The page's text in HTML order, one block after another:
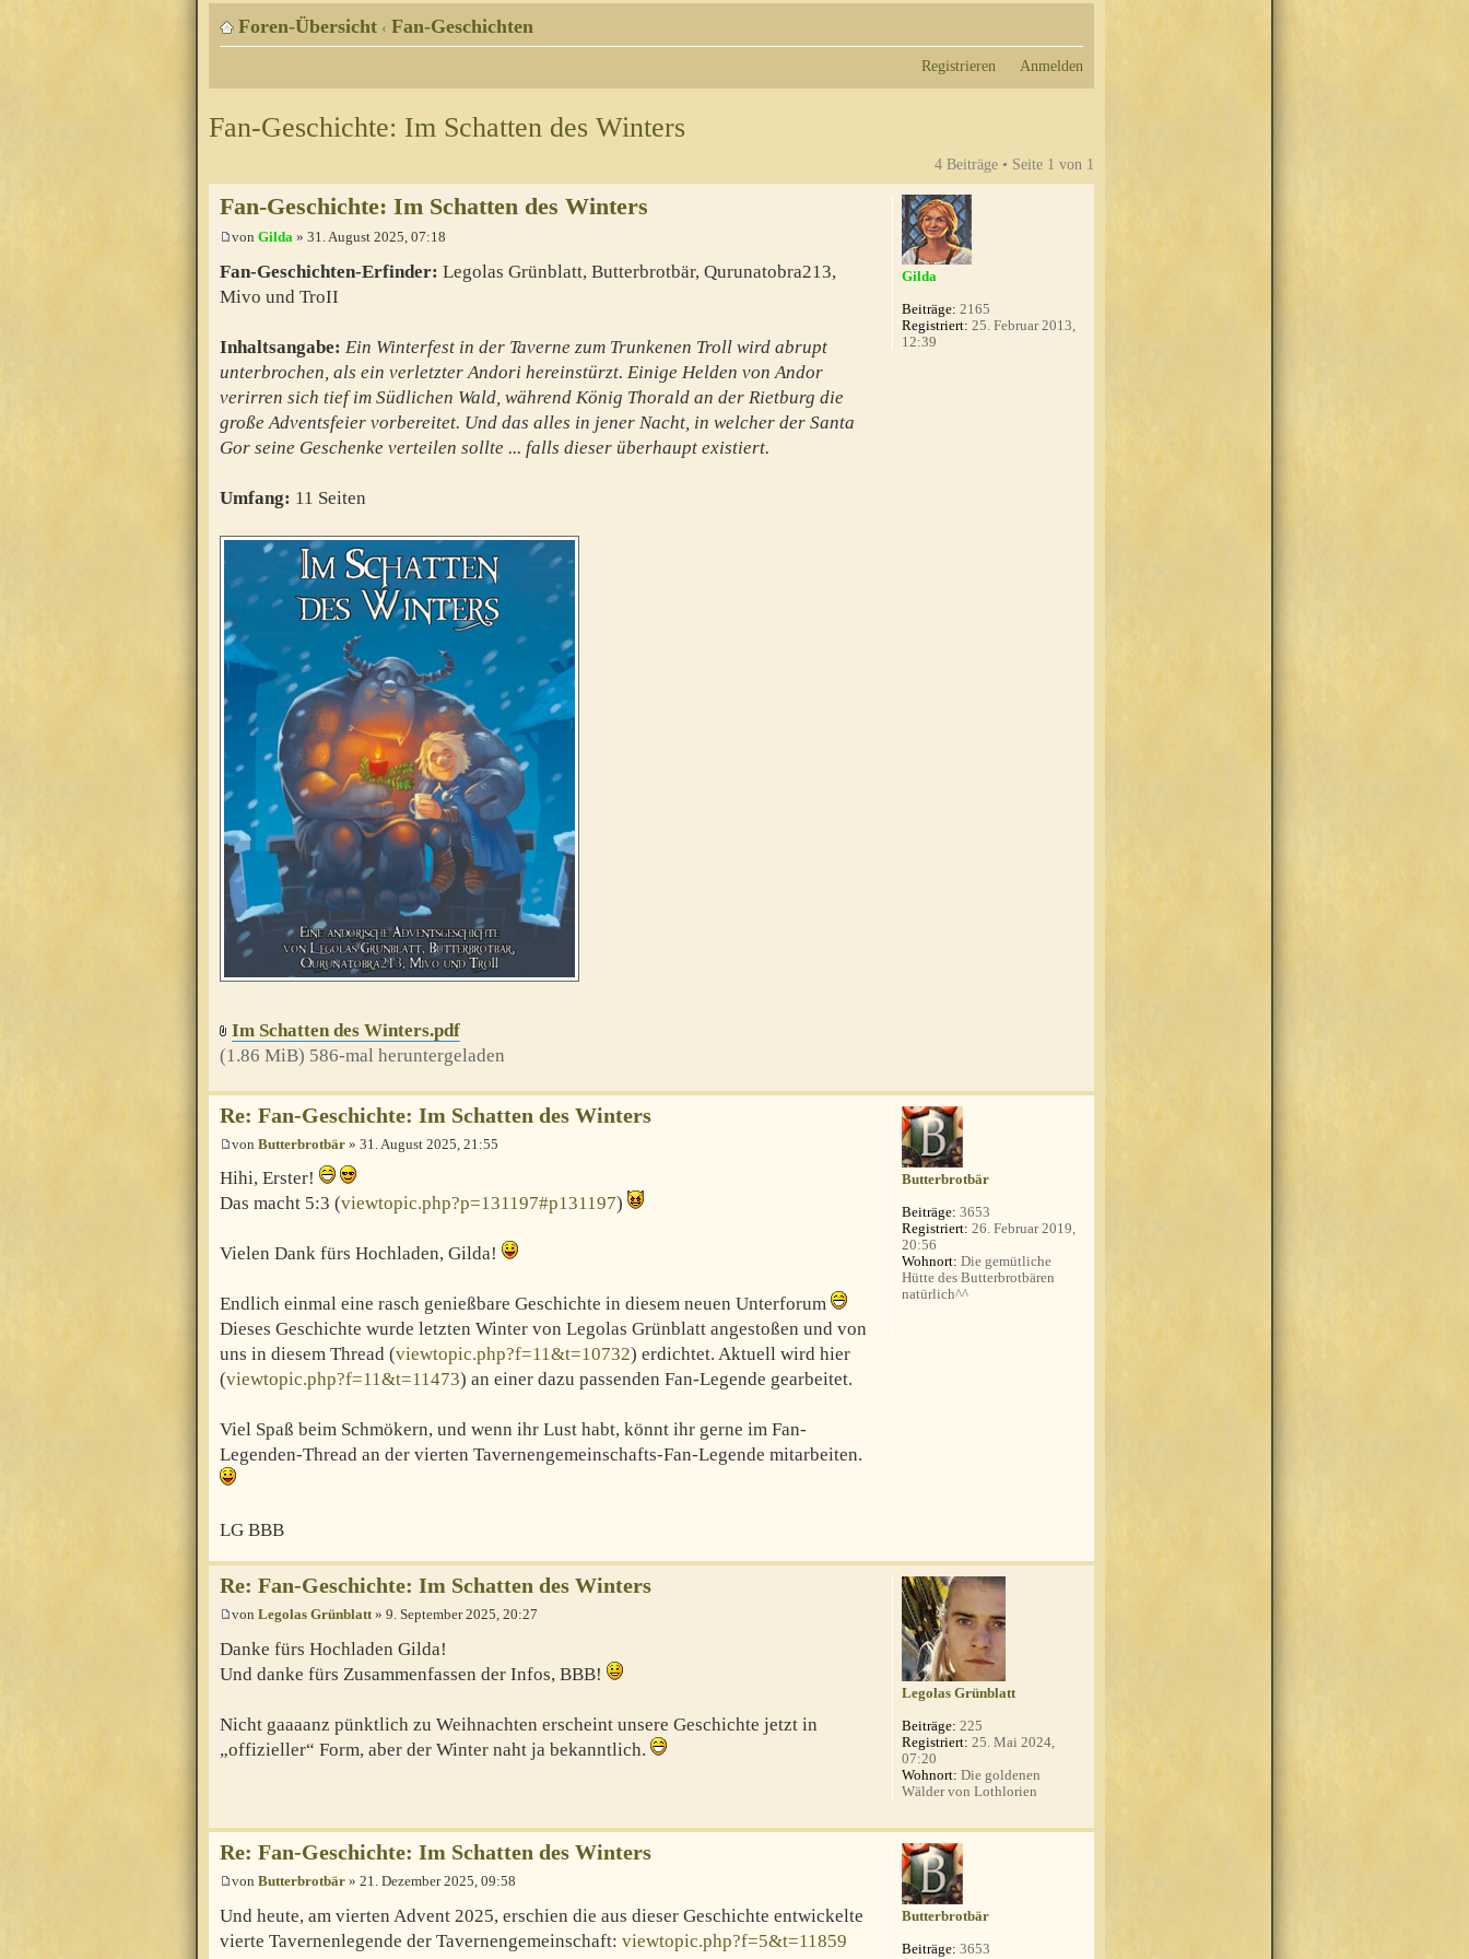
Foren-Übersicht ‹ Fan-Geschichten
Registrieren Anmelden
Fan-Geschichte: Im Schatten des Winters
4 Beiträge • Seite 1 von 1
Fan-Geschichte: Im Schatten des Winters
von Gilda » 31. August 2025, 07:18
Fan-Geschichten-Erfinder: Legolas Grünblatt, Butterbrotbär, Qurunatobra213,
Mivo und TroII
Inhaltsangabe: Ein Winterfest in der Taverne zum Trunkenen Troll wird abrupt
unterbrochen, als ein verletzter Andori hereinstürzt. Einige Helden von Andor
verirren sich tief im Südlichen Wald, während König Thorald an der Rietburg die
große Adventsfeier vorbereitet. Und das alles in jener Nacht, in welcher der Santa
Gor seine Geschenke verteilen sollte ... falls dieser überhaupt existiert.
Umfang: 11 Seiten
Im Schatten des Winters.pdf
(1.86 MiB) 586-mal heruntergeladen
Gilda
Beiträge: 2165
Registriert: 25. Februar 2013,
12:39
Re: Fan-Geschichte: Im Schatten des Winters
von Butterbrotbär » 31. August 2025, 21:55
Hihi, Erster!
Das macht 5:3 (viewtopic.php?p=131197#p131197)
Vielen Dank fürs Hochladen, Gilda!
Endlich einmal eine rasch genießbare Geschichte in diesem neuen Unterforum
Dieses Geschichte wurde letzten Winter von Legolas Grünblatt angestoßen und von
uns in diesem Thread (viewtopic.php?f=11&t=10732) erdichtet. Aktuell wird hier
(viewtopic.php?f=11&t=11473) an einer dazu passenden Fan-Legende gearbeitet.
Viel Spaß beim Schmökern, und wenn ihr Lust habt, könnt ihr gerne im Fan-
Legenden-Thread an der vierten Tavernengemeinschafts-Fan-Legende mitarbeiten.
LG BBB
Butterbrotbär
Beiträge: 3653
Registriert: 26. Februar 2019,
20:56
Wohnort: Die gemütliche
Hütte des Butterbrotbären
natürlich^^
Re: Fan-Geschichte: Im Schatten des Winters
von Legolas Grünblatt» 9. September 2025, 20:27
Danke fürs Hochladen Gilda!
Und danke fürs Zusammenfassen der Infos, BBB!
Nicht gaaaanz pünktlich zu Weihnachten erscheint unsere Geschichte jetzt in
„offizieller“ Form, aber der Winter naht ja bekanntlich.
Legolas Grünblatt
Beiträge: 225
Registriert: 25. Mai 2024,
07:20
Wohnort: Die goldenen
Wälder von Lothlorien
Re: Fan-Geschichte: Im Schatten des Winters
von Butterbrotbär » 21. Dezember 2025, 09:58
Und heute, am vierten Advent 2025, erschien die aus dieser Geschichte entwickelte
vierte Tavernenlegende der Tavernengemeinschaft: viewtopic.php?f=5&t=11859
Butterbrotbär
Beiträge: 3653